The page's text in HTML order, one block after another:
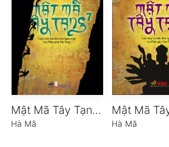
Mật Mã Tây Tạng – Tập 7
Hà Mã Hà Mã